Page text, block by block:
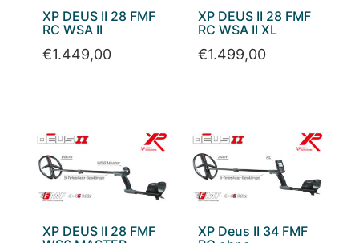
XP DEUS II 28 FMF
RC WSA II
€1.449,00
XP DEUS II 28 FMF
RC WSA II XL
€1.499,00
XP DEUS II 28 FMF
XP Deus II 34 FMF